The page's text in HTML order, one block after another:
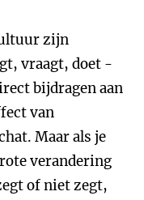
zijn
vraagt, doet -
bijdragen aan
van
Maar als je
verandering
of niet zegt,